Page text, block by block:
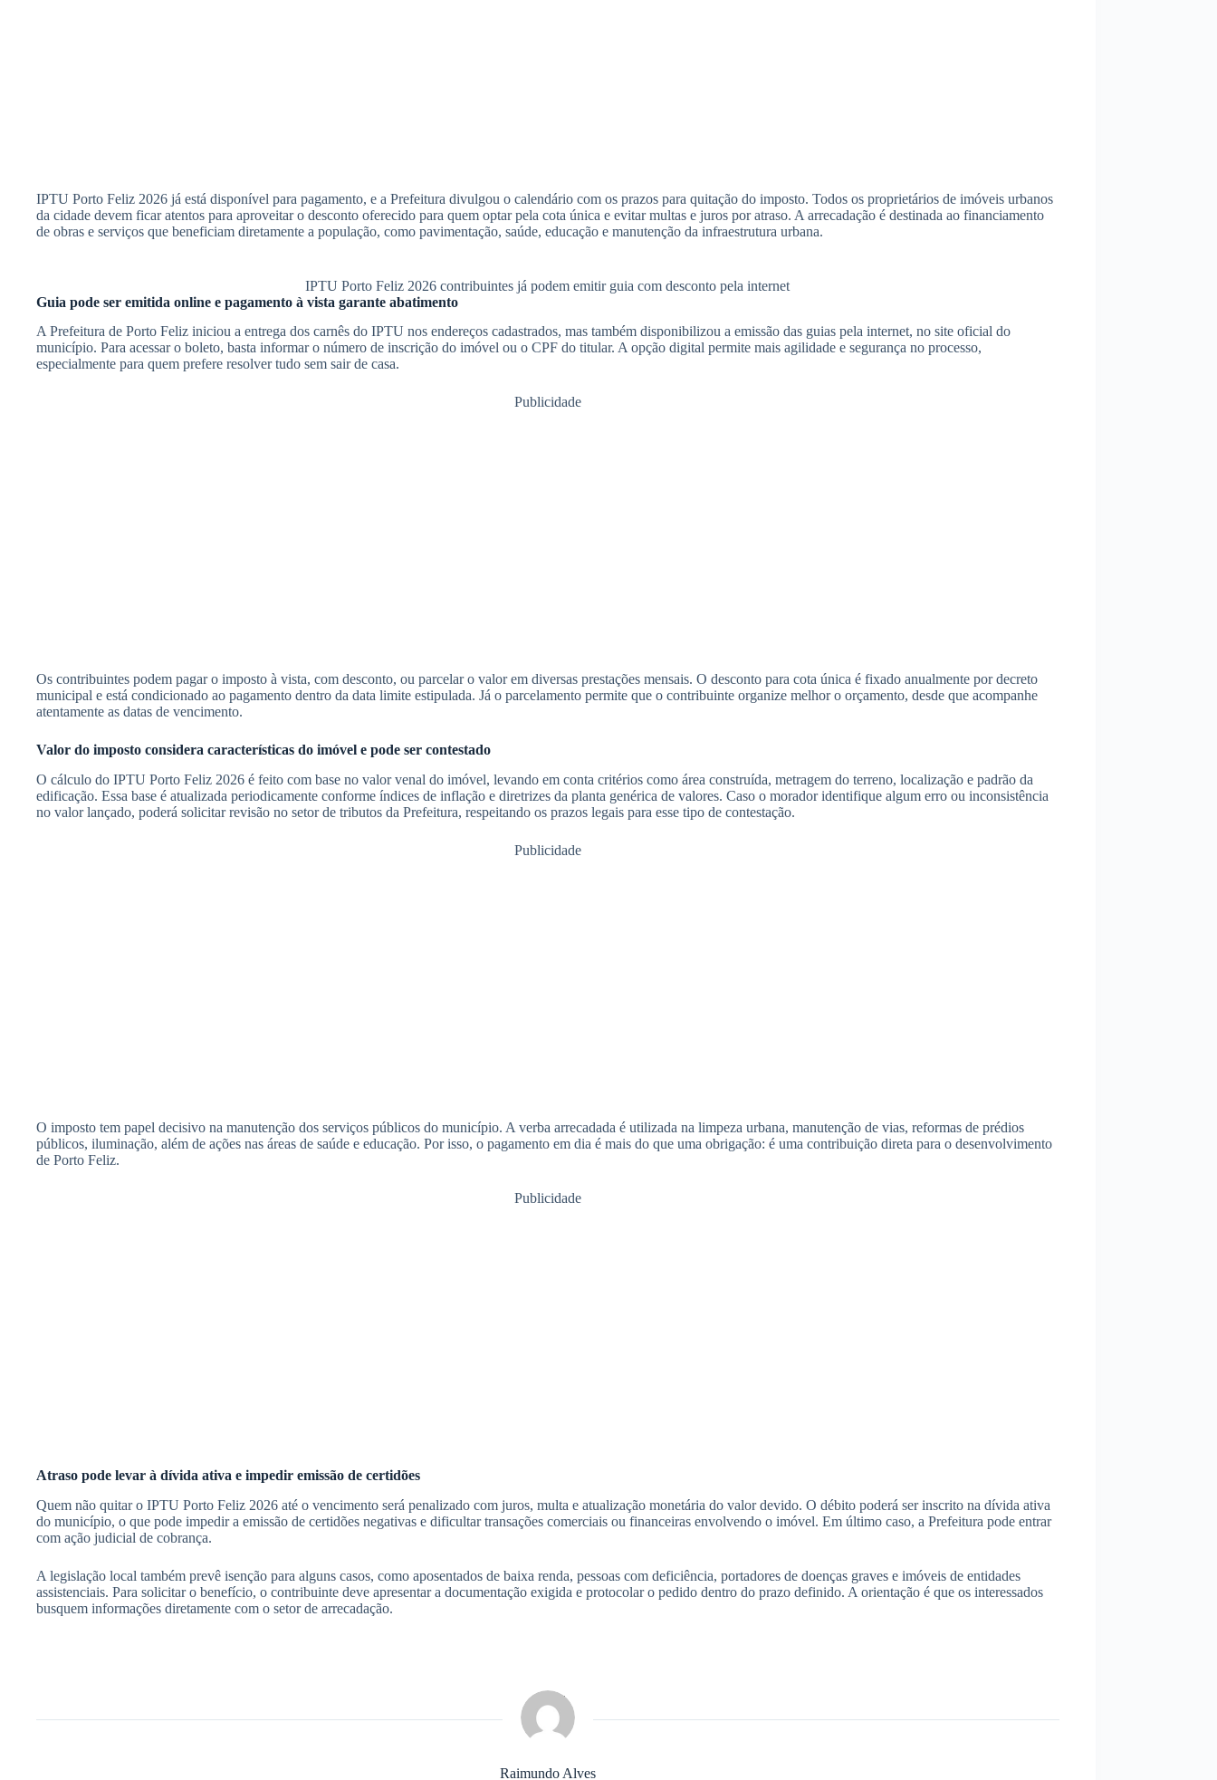
IPTU Porto Feliz 2026 já está disponível para pagamento, e a Prefeitura divulgou o calendário com os prazos para quitação do imposto. Todos os proprietários de imóveis urbanos
da cidade devem ficar atentos para aproveitar o desconto oferecido para quem optar pela cota única e evitar multas e juros por atraso. A arrecadação é destinada ao financiamento
de obras e serviços que beneficiam diretamente a população, como pavimentação, saúde, educação e manutenção da infraestrutura urbana.
IPTU Porto Feliz 2026 contribuintes já podem emitir guia com desconto pela internet
Guia pode ser emitida online e pagamento à vista garante abatimento
A Prefeitura de Porto Feliz iniciou a entrega dos carnês do IPTU nos endereços cadastrados, mas também disponibilizou a emissão das guias pela internet, no site oficial do
município. Para acessar o boleto, basta informar o número de inscrição do imóvel ou o CPF do titular. A opção digital permite mais agilidade e segurança no processo,
especialmente para quem prefere resolver tudo sem sair de casa.
Publicidade
Os contribuintes podem pagar o imposto à vista, com desconto, ou parcelar o valor em diversas prestações mensais. O desconto para cota única é fixado anualmente por decreto
municipal e está condicionado ao pagamento dentro da data limite estipulada. Já o parcelamento permite que o contribuinte organize melhor o orçamento, desde que acompanhe
atentamente as datas de vencimento.
Valor do imposto considera características do imóvel e pode ser contestado
O cálculo do IPTU Porto Feliz 2026 é feito com base no valor venal do imóvel, levando em conta critérios como área construída, metragem do terreno, localização e padrão da
edificação. Essa base é atualizada periodicamente conforme índices de inflação e diretrizes da planta genérica de valores. Caso o morador identifique algum erro ou inconsistência
no valor lançado, poderá solicitar revisão no setor de tributos da Prefeitura, respeitando os prazos legais para esse tipo de contestação.
Publicidade
O imposto tem papel decisivo na manutenção dos serviços públicos do município. A verba arrecadada é utilizada na limpeza urbana, manutenção de vias, reformas de prédios
públicos, iluminação, além de ações nas áreas de saúde e educação. Por isso, o pagamento em dia é mais do que uma obrigação: é uma contribuição direta para o desenvolvimento
de Porto Feliz.
Publicidade
Atraso pode levar à dívida ativa e impedir emissão de certidões
Quem não quitar o IPTU Porto Feliz 2026 até o vencimento será penalizado com juros, multa e atualização monetária do valor devido. O débito poderá ser inscrito na dívida ativa
do município, o que pode impedir a emissão de certidões negativas e dificultar transações comerciais ou financeiras envolvendo o imóvel. Em último caso, a Prefeitura pode entrar
com ação judicial de cobrança.
A legislação local também prevê isenção para alguns casos, como aposentados de baixa renda, pessoas com deficiência, portadores de doenças graves e imóveis de entidades
assistenciais. Para solicitar o benefício, o contribuinte deve apresentar a documentação exigida e protocolar o pedido dentro do prazo definido. A orientação é que os interessados
busquem informações diretamente com o setor de arrecadação.
Raimundo Alves